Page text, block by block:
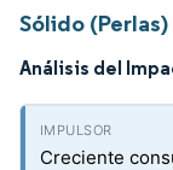
Sólido (Perlas)
Análisis del
Creciente